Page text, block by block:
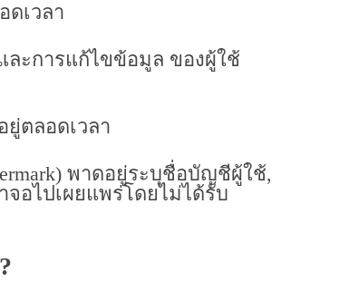
ดเวลา
ละการแก้ไขข้อมูล ของผู้ใช้
ตลอดเวลา
พาดอยู่ระบุชื่อบัญชีผู้ใช้,
อไปเผยแพร่โดยไม่ได้รับ